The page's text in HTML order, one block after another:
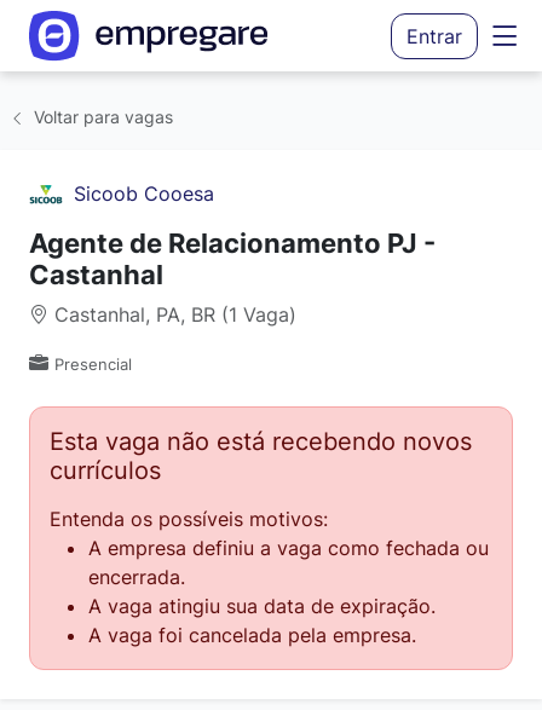
Entrar
Voltar para vagas
Sicoob Cooesa
Agente de Relacionamento PJ -
Castanhal
Castanhal, PA, BR (1 Vaga)
Presencial
Esta vaga não está recebendo novos
currículos
Entenda os possíveis motivos:
A empresa definiu a vaga como fechada ou
encerrada.
A vaga atingiu sua data de expiração.
A vaga foi cancelada pela empresa.